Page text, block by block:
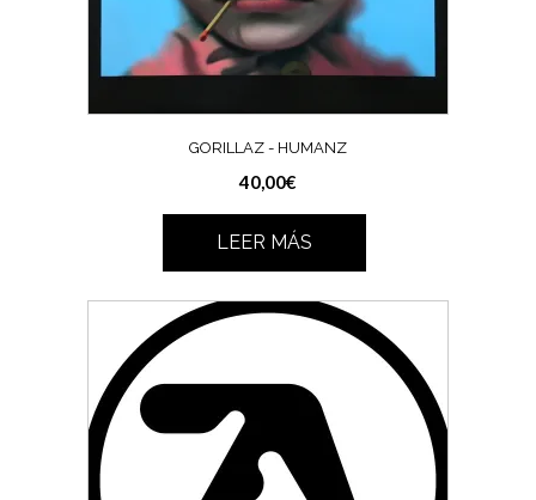
GORILLAZ ‎- HUMANZ
40,00€
LEER MÁS